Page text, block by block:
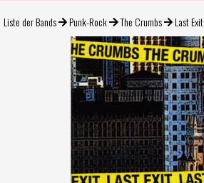
Liste der Bands Punk-Rock The Crumbs Last Exit